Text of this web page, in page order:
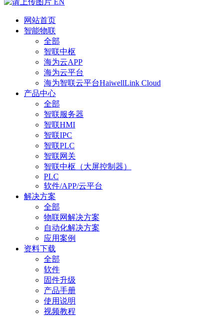
EN
网站首页
智能物联
全部
智联中枢
海为云APP
海为云平台
海为智联云平台HaiwellLink Cloud
产品中心
全部
智联服务器
智联HMI
智联IPC
智联PLC
智联网关
智联中枢（大屏控制器）
PLC
软件/APP/云平台
解决方案
全部
物联网解决方案
自动化解决方案
应用案例
资料下载
全部
软件
固件升级
产品手册
使用说明
视频教程